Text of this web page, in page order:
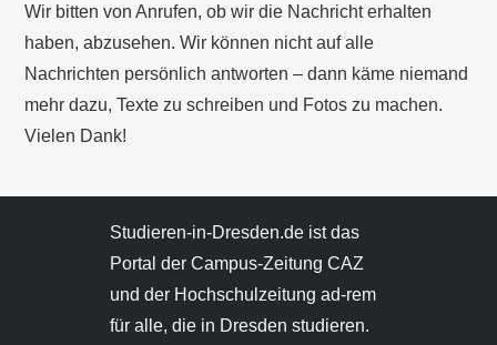
Wir bitten von Anrufen, ob wir die Nachricht erhalten
haben, abzusehen. Wir können nicht auf alle
Nachrichten persönlich antworten – dann käme niemand
mehr dazu, Texte zu schreiben und Fotos zu machen.
Vielen Dank!
Studieren-in-Dresden.de ist das
Portal der Campus-Zeitung CAZ
und der Hochschulzeitung ad-rem
für alle, die in Dresden studieren.